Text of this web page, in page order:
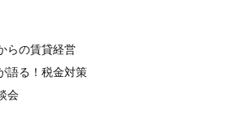
らの賃貸経営
語る！税金対策
会